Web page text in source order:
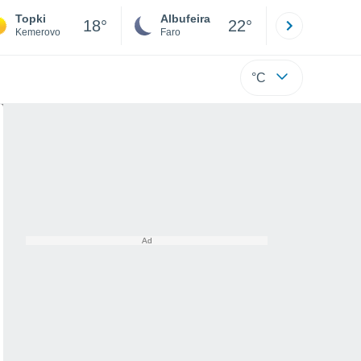
Topki
Kemerovo 18° Albufeira
Faro 22°
°C